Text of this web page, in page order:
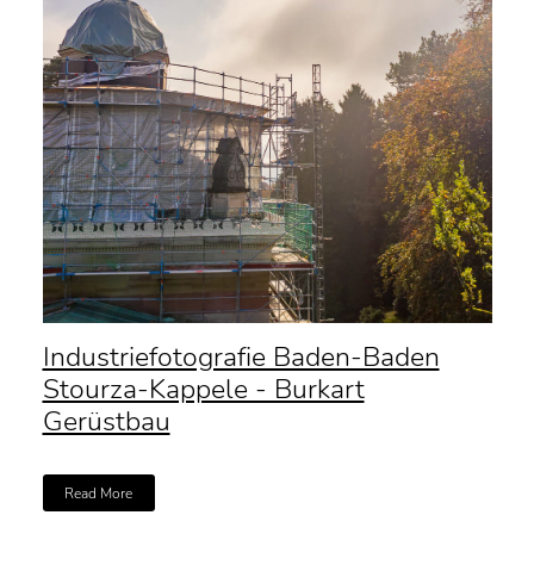
Industriefotografie Baden-Baden
Stourza-Kappele - Burkart
Gerüstbau
Read More